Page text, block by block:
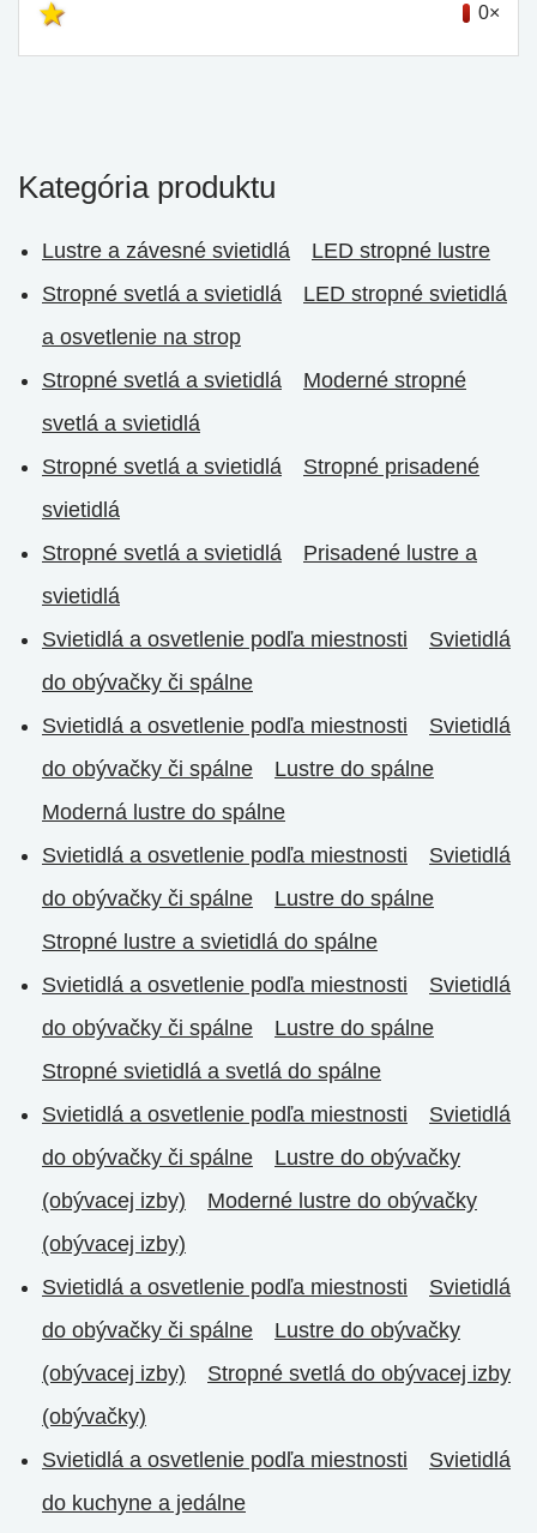
0×
Kategória produktu
Lustre a závesné svietidlá
LED stropné lustre
Stropné svetlá a svietidlá
LED stropné svietidlá
a osvetlenie na strop
Stropné svetlá a svietidlá
Moderné stropné
svetlá a svietidlá
Stropné svetlá a svietidlá
Stropné prisadené
svietidlá
Stropné svetlá a svietidlá
Prisadené lustre a
svietidlá
Svietidlá a osvetlenie podľa miestnosti
Svietidlá
do obývačky či spálne
Svietidlá a osvetlenie podľa miestnosti
Svietidlá
do obývačky či spálne
Lustre do spálne
Moderná lustre do spálne
Svietidlá a osvetlenie podľa miestnosti
Svietidlá
do obývačky či spálne
Lustre do spálne
Stropné lustre a svietidlá do spálne
Svietidlá a osvetlenie podľa miestnosti
Svietidlá
do obývačky či spálne
Lustre do spálne
Stropné svietidlá a svetlá do spálne
Svietidlá a osvetlenie podľa miestnosti
Svietidlá
do obývačky či spálne
Lustre do obývačky
(obývacej izby)
Moderné lustre do obývačky
(obývacej izby)
Svietidlá a osvetlenie podľa miestnosti
Svietidlá
do obývačky či spálne
Lustre do obývačky
(obývacej izby)
Stropné svetlá do obývacej izby
(obývačky)
Svietidlá a osvetlenie podľa miestnosti
Svietidlá
do kuchyne a jedálne